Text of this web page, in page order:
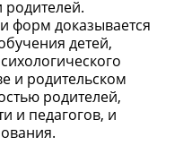
родителей.
форм доказывается
детей,
и родительском
родителей,
и педагогов, и